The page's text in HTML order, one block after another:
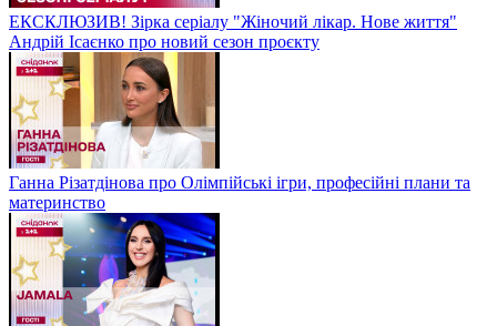
ЕКСКЛЮЗИВ! Зірка серіалу "Жіночий лікар. Нове життя"
Андрій Ісаєнко про новий сезон проєкту
Ганна Різатдінова про Олімпійські ігри, професійні плани та
материнство